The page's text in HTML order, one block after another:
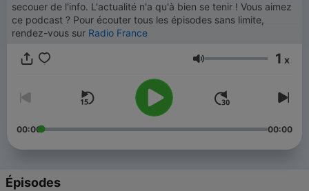
secouer de l'info. L'actualité n'a qu'à bien se tenir ! Vous aimez
ce podcast ? Pour écouter tous les épisodes sans limite,
rendez-vous sur Radio France
Volume 1 x
00:00 00:00
Épisodes